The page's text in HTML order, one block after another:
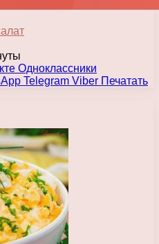
Одноклассники
Telegram Viber Печатать